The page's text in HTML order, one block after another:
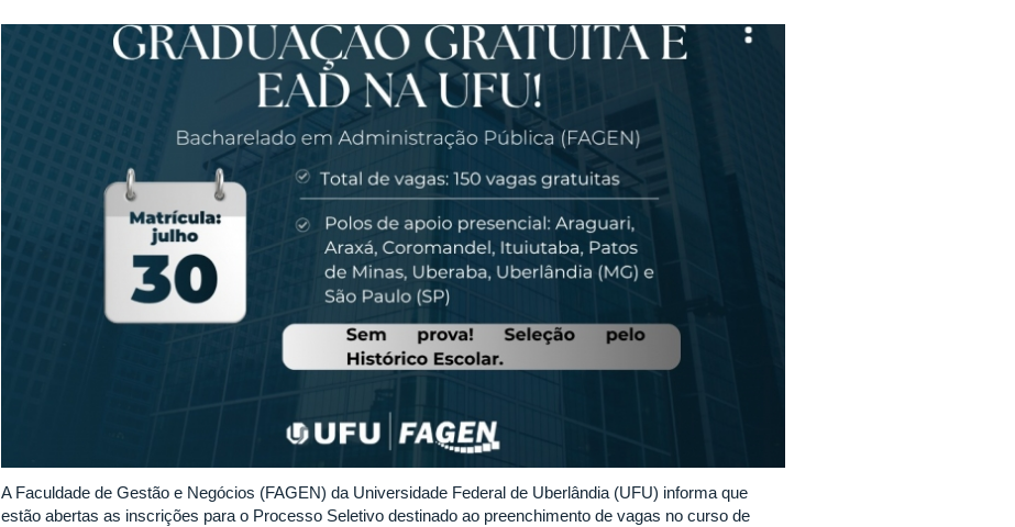
A Faculdade de Gestão e Negócios (FAGEN) da Universidade Federal de Uberlândia (UFU) informa que
estão abertas as inscrições para o Processo Seletivo destinado ao preenchimento de vagas no curso de